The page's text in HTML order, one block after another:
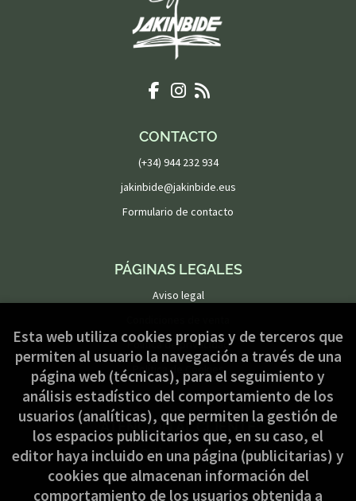
CONTACTO
(+34) 944 232 934
jakinbide@jakinbide.eus
Formulario de contacto
PÁGINAS LEGALES
Aviso legal
Política de privacidad
Política de Cookies
ATENCIÓN AL CLIENTE
Quiénes somos
Pedidos especiales
Esta web utiliza cookies propias y de terceros que
permiten al usuario la navegación a través de una
página web (técnicas), para el seguimiento y
análisis estadístico del comportamiento de los
usuarios (analíticas), que permiten la gestión de
los espacios publicitarios que, en su caso, el
editor haya incluido en una página (publicitarias) y
cookies que almacenan información del
comportamiento de los usuarios obtenida a